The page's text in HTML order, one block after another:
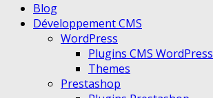
menu
menu
Blog
Développement CMS
WordPress
Plugins CMS WordPress
Themes
Prestashop